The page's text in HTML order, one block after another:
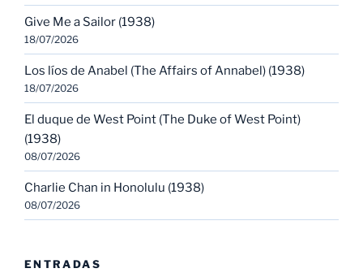
Give Me a Sailor (1938)
18/07/2026
Los líos de Anabel (The Affairs of Annabel) (1938)
18/07/2026
El duque de West Point (The Duke of West Point)
(1938)
08/07/2026
Charlie Chan in Honolulu (1938)
08/07/2026
ENTRADAS